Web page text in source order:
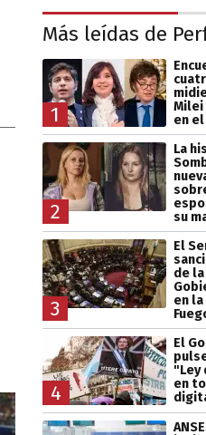
Más leídas de
1
Milei
en
2
La
su
3
El
de
en
4
El
"Ley
en